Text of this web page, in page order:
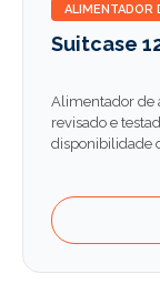
ALIMENTADOR
Suitcase
Alimentador de
revisado e
disponibilidade